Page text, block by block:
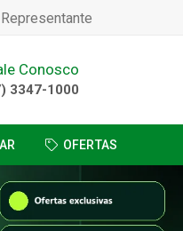
Conosco
3347-1000
OFERTAS